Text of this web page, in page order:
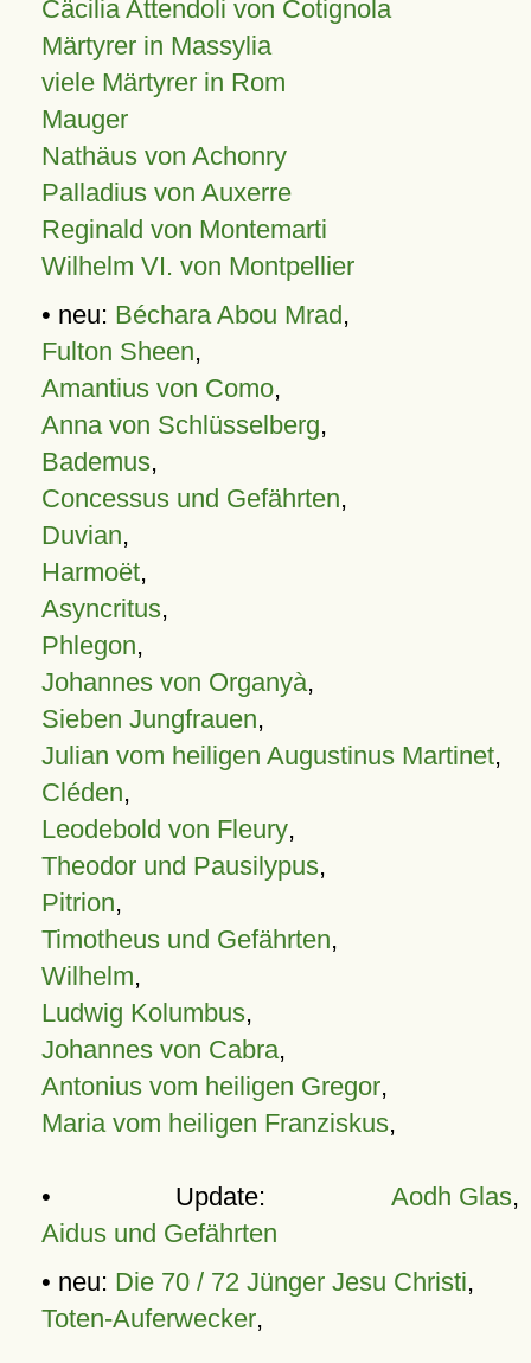
Cäcilia Attendoli von Cotignola
Märtyrer in Massylia
viele Märtyrer in Rom
Mauger
Nathäus von Achonry
Palladius von Auxerre
Reginald von Montemarti
Wilhelm VI. von Montpellier
• neu: Béchara Abou Mrad,
Fulton Sheen,
Amantius von Como,
Anna von Schlüsselberg,
Bademus,
Concessus und Gefährten,
Duvian,
Harmoët,
Asyncritus,
Phlegon,
Johannes von Organyà,
Sieben Jungfrauen,
Julian vom heiligen Augustinus Martinet,
Cléden,
Leodebold von Fleury,
Theodor und Pausilypus,
Pitrion,
Timotheus und Gefährten,
Wilhelm,
Ludwig Kolumbus,
Johannes von Cabra,
Antonius vom heiligen Gregor,
Maria vom heiligen Franziskus,
• Update: Aodh Glas,
Aidus und Gefährten
• neu: Die 70 / 72 Jünger Jesu Christi,
Toten-Auferwecker,